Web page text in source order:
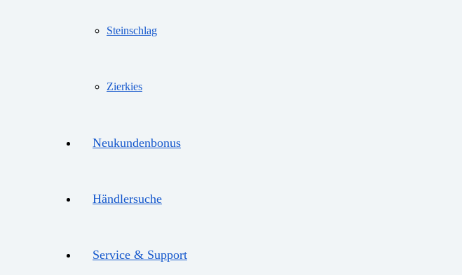
Steinschlag
Zierkies
Neukundenbonus
Händlersuche
Service & Support